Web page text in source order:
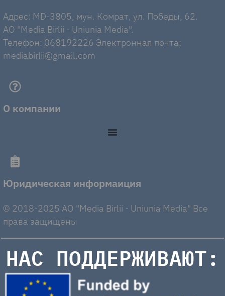
Адрес: MD-3805, мун. Комрат, ул. Победы, 62.
AO "Media Birlii - Uniunia Media".
Телефон: 068192226 Электронная почта:
mediabirlii@gmail.com
О компании
Юридическая информаиция
© 2018-2025 AO "Media Birlii - Uniunia Media" Все
права защищены
НАС ПОДДЕРЖИВАЮТ: